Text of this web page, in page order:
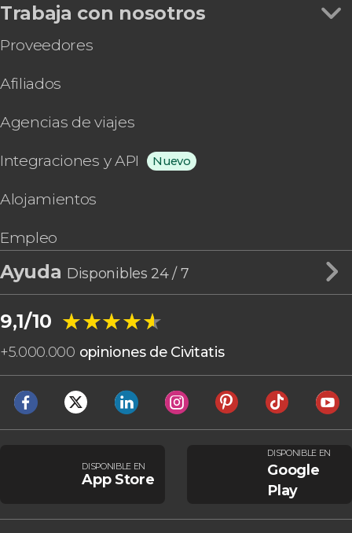
Trabaja con nosotros
Proveedores
Afiliados
Agencias de viajes
Integraciones y API Nuevo
Alojamientos
Empleo
Ayuda Disponibles 24 / 7
9,1/10 ★★★★★
★★★★★
+5.000.000 opiniones de Civitatis
DISPONIBLE EN
App Store
DISPONIBLE EN
Google
Play